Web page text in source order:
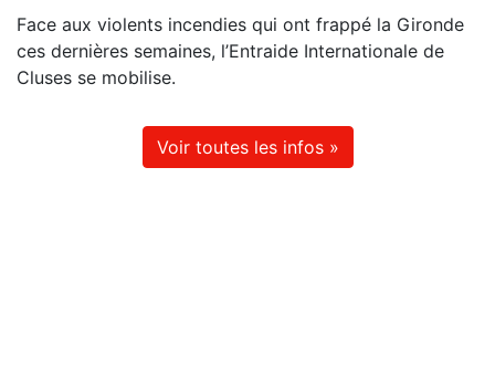
Face aux violents incendies qui ont frappé la Gironde
ces dernières semaines, l’Entraide Internationale de
Cluses se mobilise.
Voir toutes les infos »